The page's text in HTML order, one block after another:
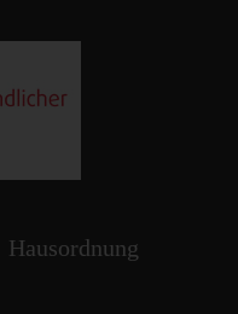
Hausordnung